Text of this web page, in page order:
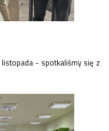
- spotkaliśmy się z